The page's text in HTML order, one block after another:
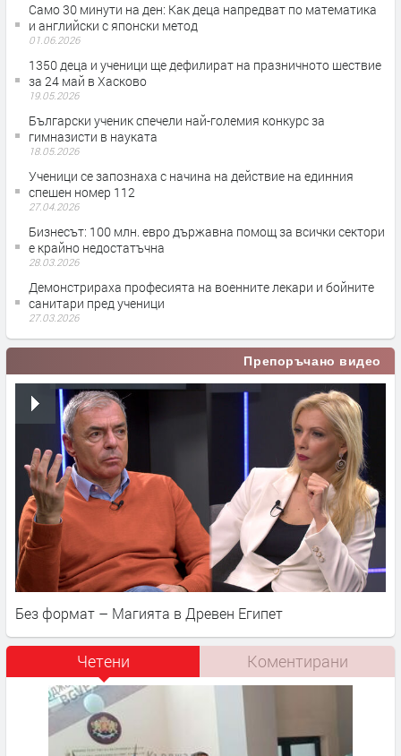
Само 30 минути на ден: Как деца напредват по математика
и английски с японски метод
01.06.2026
1350 деца и ученици ще дефилират на празничното шествие
за 24 май в Хасково
19.05.2026
Български ученик спечели най-големия конкурс за
гимназисти в науката
18.05.2026
Ученици се запознаха с начина на действие на единния
спешен номер 112
27.04.2026
Бизнесът: 100 млн. евро държавна помощ за всички сектори
е крайно недостатъчна
28.03.2026
Демонстрираха професията на военните лекари и бойните
санитари пред ученици
27.03.2026
Препоръчано видео
Без формат – Магията в Древен Египет
Четени Коментирани